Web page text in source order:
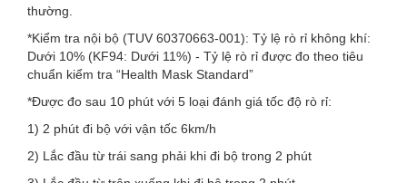
thường.
*Kiểm tra nội bộ (TUV 60370663-001): Tỷ lệ rò rỉ không khí:
Dưới 10% (KF94: Dưới 11%) - Tỷ lệ rò rỉ được đo theo tiêu
chuẩn kiểm tra “Health Mask Standard”
*Được đo sau 10 phút với 5 loại đánh giá tốc độ rò rỉ:
1) 2 phút đi bộ với vận tốc 6km/h
2) Lắc đầu từ trái sang phải khi đi bộ trong 2 phút